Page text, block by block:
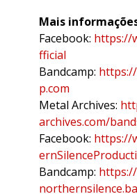
Mais
Facebook: https://
fficial
Bandcamp:
p.com
Metal Archives:
archives.com/
Facebook: https://
Bandcamp: